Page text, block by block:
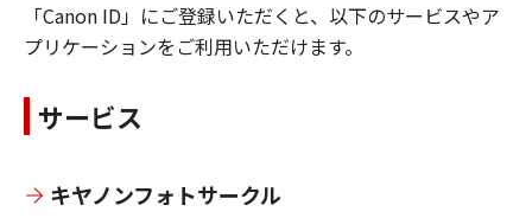
「Canon ID」にご登録いただくと、以下のサービスやア
プリケーションをご利用いただけます。
サービス
キヤノンフォトサークル